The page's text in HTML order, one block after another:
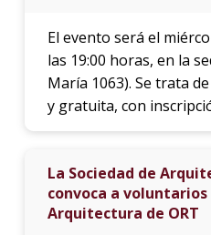
El evento será el
las 19:00 horas, en la
María 1063). Se trata
y gratuita, con
La Sociedad de
convoca a
Arquitectura de ORT